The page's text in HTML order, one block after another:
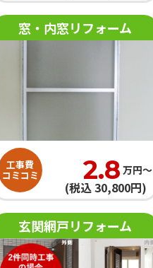
窓・内窓リフォーム
工事費
コミコミ 2.8 万円〜
(税込 30,800円)
玄関網戸リフォーム